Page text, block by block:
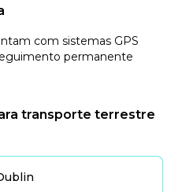
com sistemas GPS
permanente
transporte terrestre